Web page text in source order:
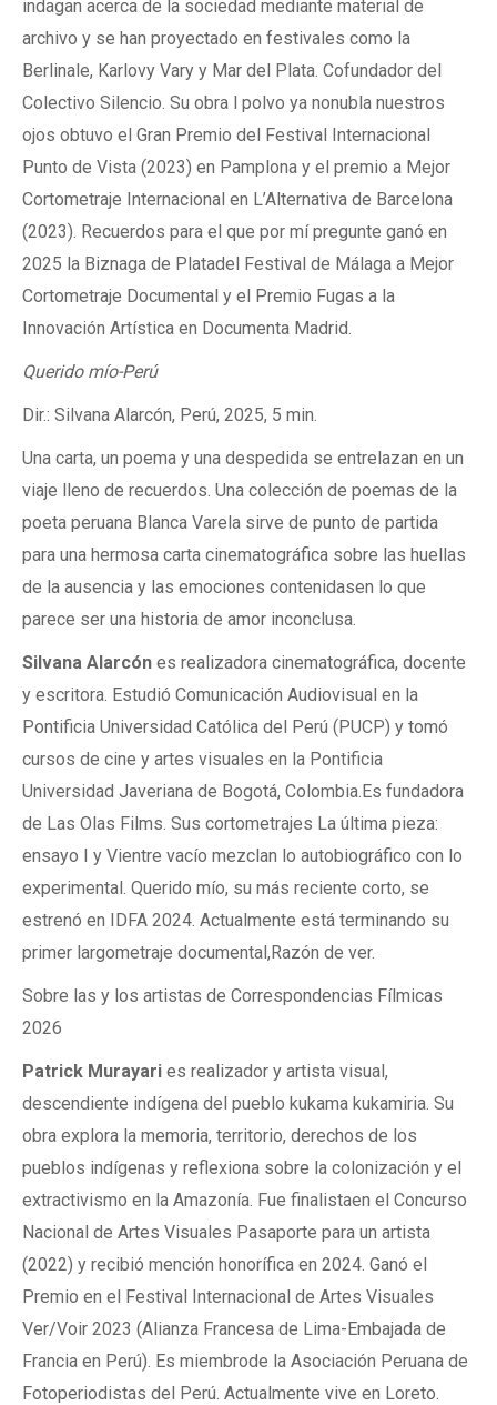
indagan acerca de la sociedad mediante material de
archivo y se han proyectado en festivales como la
Berlinale, Karlovy Vary y Mar del Plata. Cofundador del
Colectivo Silencio. Su obra l polvo ya nonubla nuestros
ojos obtuvo el Gran Premio del Festival Internacional
Punto de Vista (2023) en Pamplona y el premio a Mejor
Cortometraje Internacional en L’Alternativa de Barcelona
(2023). Recuerdos para el que por mí pregunte ganó en
2025 la Biznaga de Platadel Festival de Málaga a Mejor
Cortometraje Documental y el Premio Fugas a la
Innovación Artística en Documenta Madrid.
Querido mío-Perú
Dir.: Silvana Alarcón, Perú, 2025, 5 min.
Una carta, un poema y una despedida se entrelazan en un
viaje lleno de recuerdos. Una colección de poemas de la
poeta peruana Blanca Varela sirve de punto de partida
para una hermosa carta cinematográfica sobre las huellas
de la ausencia y las emociones contenidasen lo que
parece ser una historia de amor inconclusa.
Silvana Alarcón es realizadora cinematográfica, docente
y escritora. Estudió Comunicación Audiovisual en la
Pontificia Universidad Católica del Perú (PUCP) y tomó
cursos de cine y artes visuales en la Pontificia
Universidad Javeriana de Bogotá, Colombia.Es fundadora
de Las Olas Films. Sus cortometrajes La última pieza:
ensayo I y Vientre vacío mezclan lo autobiográfico con lo
experimental. Querido mío, su más reciente corto, se
estrenó en IDFA 2024. Actualmente está terminando su
primer largometraje documental,Razón de ver.
Sobre las y los artistas de Correspondencias Fílmicas
2026
Patrick Murayari es realizador y artista visual,
descendiente indígena del pueblo kukama kukamiria. Su
obra explora la memoria, territorio, derechos de los
pueblos indígenas y reflexiona sobre la colonización y el
extractivismo en la Amazonía. Fue finalistaen el Concurso
Nacional de Artes Visuales Pasaporte para un artista
(2022) y recibió mención honorífica en 2024. Ganó el
Premio en el Festival Internacional de Artes Visuales
Ver/Voir 2023 (Alianza Francesa de Lima-Embajada de
Francia en Perú). Es miembrode la Asociación Peruana de
Fotoperiodistas del Perú. Actualmente vive en Loreto.